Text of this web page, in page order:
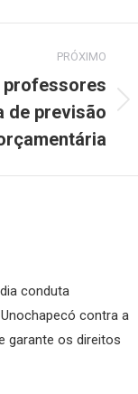
PRÓXIMO
professores
de previsão
conduta
contra a
garante os direitos